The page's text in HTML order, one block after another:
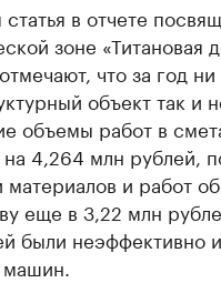
статья в отчете
зоне «Титановая
что за год
объект так и
объемы работ в
4,264 млн рублей,
материалов и работ
еще в 3,22 млн
были неэффективно